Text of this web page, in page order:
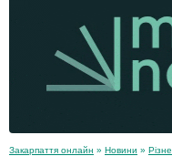
Закарпаття онлайн » Новини » Різне